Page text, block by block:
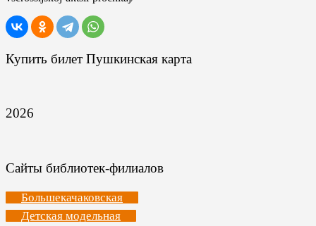
Купить билет Пушкинская карта
2026
Сайты библиотек-филиалов
Большекачаковская
Детская модельная